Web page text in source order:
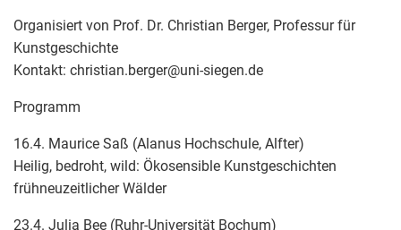
Organisiert von Prof. Dr. Christian Berger, Professur für
Kunstgeschichte
Kontakt: christian.berger@uni-siegen.de
Programm
16.4. Maurice Saß (Alanus Hochschule, Alfter)
Heilig, bedroht, wild: Ökosensible Kunstgeschichten
frühneuzeitlicher Wälder
23.4. Julia Bee (Ruhr-Universität Bochum)